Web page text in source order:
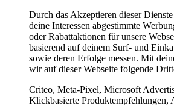
Durch das Akzeptieren dieser
deine Interessen abgestimmte
oder Rabattaktionen für unsere
basierend auf deinem Surf- und
sowie deren Erfolge messen. Mit
wir auf dieser Webseite folgende
Criteo, Meta-Pixel, Microsoft
Klickbasierte Produktempfehlungen,